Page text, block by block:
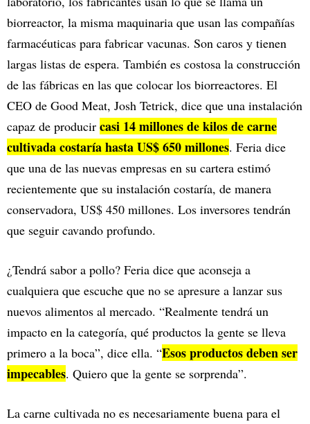
biorreactor, la misma maquinaria que usan las compañías
farmacéuticas para fabricar vacunas. Son caros y tienen
largas listas de espera. También es costosa la construcción
de las fábricas en las que colocar los biorreactores. El
CEO de Good Meat, Josh Tetrick, dice que una instalación
capaz de producir casi 14 millones de kilos de carne
cultivada costaría hasta US$ 650 millones. Feria dice
que una de las nuevas empresas en su cartera estimó
recientemente que su instalación costaría, de manera
conservadora, US$ 450 millones. Los inversores tendrán
que seguir cavando profundo.
¿Tendrá sabor a pollo? Feria dice que aconseja a
cualquiera que escuche que no se apresure a lanzar sus
nuevos alimentos al mercado. “Realmente tendrá un
impacto en la categoría, qué productos la gente se lleva
primero a la boca”, dice ella. “Esos productos deben ser
impecables. Quiero que la gente se sorprenda”.
La carne cultivada no es necesariamente buena para el